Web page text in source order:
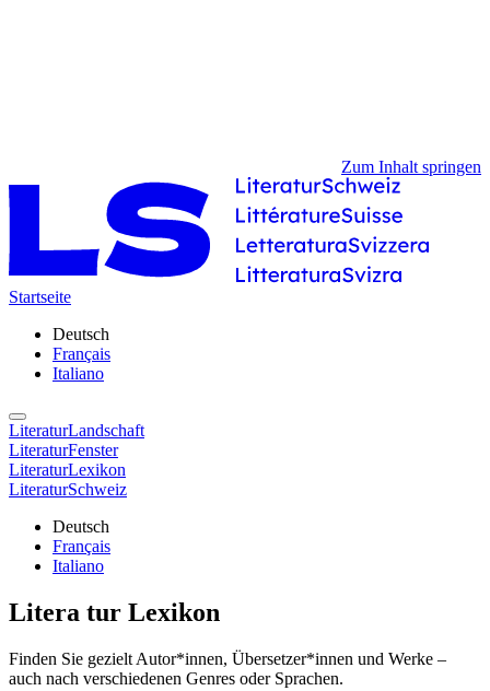
Zum Inhalt springen
Startseite
Deutsch
Français
Italiano
LiteraturLandschaft
LiteraturFenster
LiteraturLexikon
LiteraturSchweiz
Deutsch
Français
Italiano
Litera tur Lexikon
Finden Sie gezielt Autor*innen, Übersetzer*innen und Werke –
auch nach verschiedenen Genres oder Sprachen.